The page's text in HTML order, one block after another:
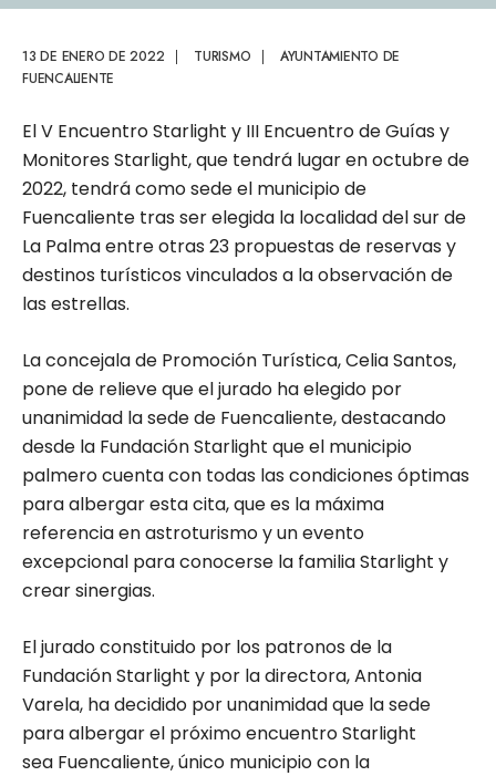
13 DE ENERO DE 2022 | TURISMO |
AYUNTAMIENTO DE
FUENCALIENTE
El V Encuentro Starlight y III Encuentro de Guías y
Monitores Starlight, que tendrá lugar en octubre de
2022, tendrá como sede el municipio de
Fuencaliente tras ser elegida la localidad del sur de
La Palma entre otras 23 propuestas de reservas y
destinos turísticos vinculados a la observación de
las estrellas.
La concejala de Promoción Turística, Celia Santos,
pone de relieve que el jurado ha elegido por
unanimidad la sede de Fuencaliente, destacando
desde la Fundación Starlight que el municipio
palmero cuenta con todas las condiciones óptimas
para albergar esta cita, que es la máxima
referencia en astroturismo y un evento
excepcional para conocerse la familia Starlight y
crear sinergias.
El jurado constituido por los patronos de la
Fundación Starlight y por la directora, Antonia
Varela, ha decidido por unanimidad que la sede
para albergar el próximo encuentro Starlight
sea Fuencaliente, único municipio con la